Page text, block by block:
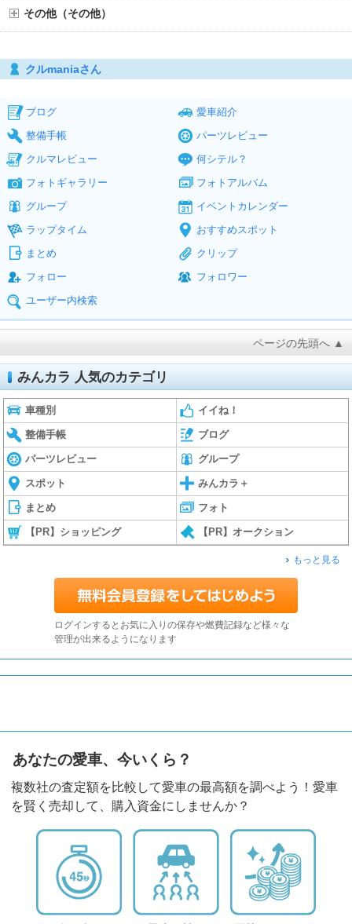
その他（その他）
クルmaniaさん
ブログ
愛車紹介
整備手帳
パーツレビュー
クルマレビュー
何シテル？
フォトギャラリー
フォトアルバム
グループ
イベントカレンダー
ラップタイム
おすすめスポット
まとめ
クリップ
フォロー
フォロワー
ユーザー内検索
ページの先頭へ ▲
みんカラ 人気のカテゴリ
車種別 イイね！
整備手帳 ブログ
パーツレビュー グループ
スポット みんカラ＋
まとめ フォト
【PR】ショッピング 【PR】オークション
もっと見る
ログインするとお気に入りの保存や燃費記録など様々な
管理が出来るようになります
あなたの愛車、今いくら？
複数社の査定額を比較して愛車の最高額を調べよう！愛車
を賢く売却して、購入資金にしませんか？